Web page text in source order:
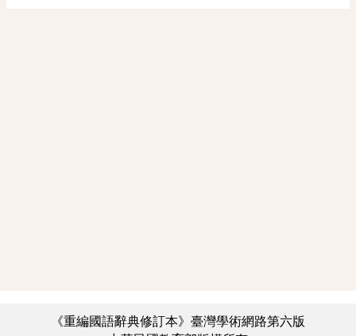
《重編國語辭典修訂本》臺灣學術網路第六版